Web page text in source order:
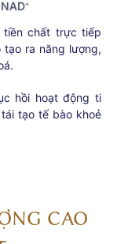
tiền chất trực tiếp
ra năng lượng,
hồi hoạt động ti
tạo tế bào khoẻ
CAO